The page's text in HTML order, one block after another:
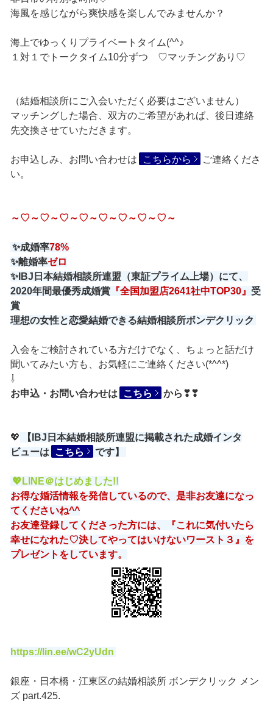
海風を感じながら爽快感を楽しんでみませんか？
海上でゆっくりプライベートタイム(^^♪
１対１でトークタイム10分ずつ ♡マッチングあり♡
（結婚相談所にご入会いただく必要はございません）
マッチングした場合、双方のご希望があれば、後日連絡
先交換させていただきます。
お申込しみ、お問い合わせは こちらから
ご連絡くださ
い。
～♡～♡～♡～♡～♡～♡～♡～♡～
✨成婚率78%
✨離婚率ゼロ
✨IBJ日本結婚相談所連盟（東証プライム上場） にて、
2020年間最優秀成婚賞『全国加盟店2641社中TOP30』 受
賞
理想の女性と恋愛結婚できる結婚相談所ボンデクリック
入会をご検討されている方だけでなく、ちょっと話だけ
聞いてみたい方も、お気軽にご連絡ください(*^^*)
⇩
お申込・お問い合わせは
こちら から❣❣
💖
【IBJ日本結婚相談所連盟に掲載された成婚インタ
ビューは
こちら です】
💖LINE＠はじめました!!
お得な婚活情報を発信しているので、是非お友達になっ
てくださいね^^
お友達登録してくださった方には、『これに気付いたら
幸せになれた♡決してやってはいけないワースト３』を
プレゼントをしています。
https://lin.ee/wC2yUdn
銀座・日本橋・江東区の結婚相談所 ボンデクリック メン
ズ part.425.